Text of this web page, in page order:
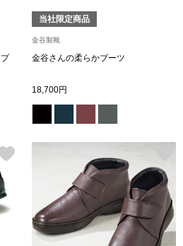
すべて見る
ウオッチ／ア
ウオッチ
当社限定商品
金谷製靴
金谷さんの柔らかブーツ
18,700円